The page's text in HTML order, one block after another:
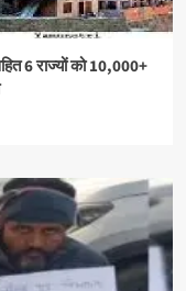
6 राज्यों को 10,000+